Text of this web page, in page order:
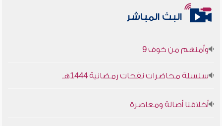
البث المباشر
أخلاقنا أصالة ومعاصرة